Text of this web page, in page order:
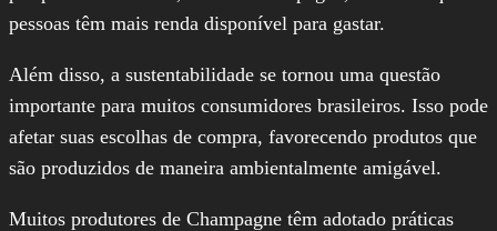
pessoas têm mais renda disponível para gastar.
Além disso, a sustentabilidade se tornou uma questão
importante para muitos consumidores brasileiros. Isso pode
afetar suas escolhas de compra, favorecendo produtos que
são produzidos de maneira ambientalmente amigável.
Muitos produtores de Champagne têm adotado práticas